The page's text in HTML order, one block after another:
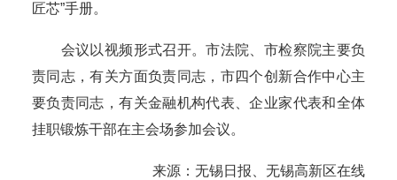
匠芯”手册。
会议以视频形式召开。市法院、市检察院主要负
责同志，有关方面负责同志，市四个创新合作中心主
要负责同志，有关金融机构代表、企业家代表和全体
挂职锻炼干部在主会场参加会议。
来源：无锡日报、无锡高新区在线